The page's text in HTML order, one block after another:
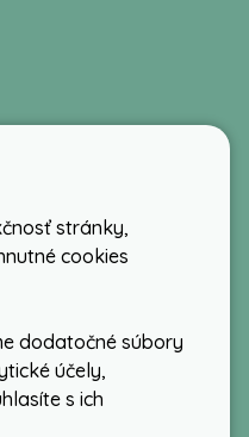
stránky,
cookies
dodatočné súbory
účely,
s ich